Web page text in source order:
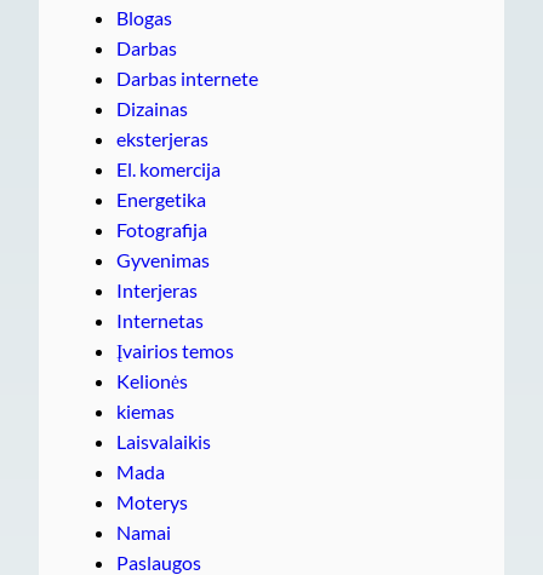
Blogas
Darbas
Darbas internete
Dizainas
eksterjeras
El. komercija
Energetika
Fotografija
Gyvenimas
Interjeras
Internetas
Įvairios temos
Kelionės
kiemas
Laisvalaikis
Mada
Moterys
Namai
Paslaugos